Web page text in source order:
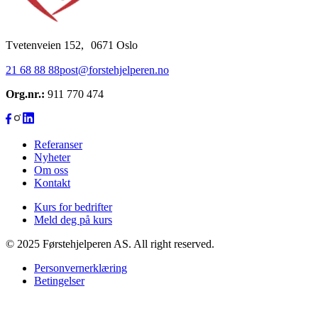
Tvetenveien 152, 0671 Oslo
21 68 88 88post@forstehjelperen.no
Org.nr.: 911 770 474
Referanser
Nyheter
Om oss
Kontakt
Kurs for bedrifter
Meld deg på kurs
© 2025 Førstehjelperen AS. All right reserved.
Personvernerklæring
Betingelser